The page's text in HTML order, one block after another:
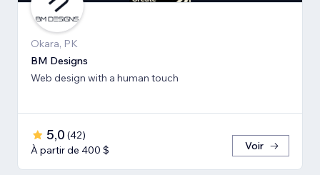
Okara, PK
BM Designs
Web design with a human touch
5,0 (42)
À partir de 400 $
Voir